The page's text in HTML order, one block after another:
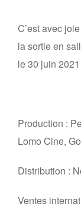
C’est avec
la sortie en
le 30 juin
Production :
Lomo Cine,
Distribution :
Ventes